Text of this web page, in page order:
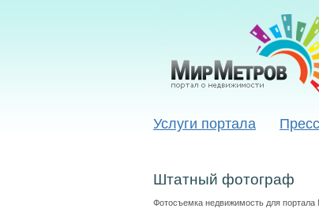
Услуги портала
Штатный фотограф
Фотосъемка недвижимость для